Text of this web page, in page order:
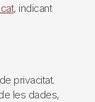
, indicant
privacitat.
les dades,